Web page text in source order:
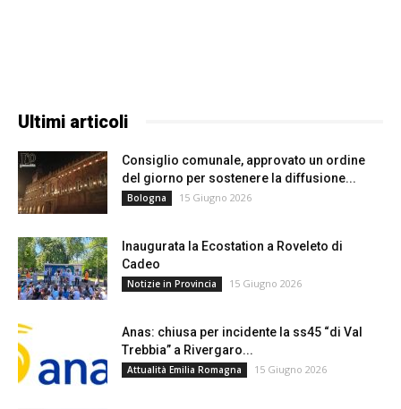
Ultimi articoli
Consiglio comunale, approvato un ordine
del giorno per sostenere la diffusione...
Bologna 15 Giugno 2026
Inaugurata la Ecostation a Roveleto di
Cadeo
Notizie in Provincia 15 Giugno 2026
Anas: chiusa per incidente la ss45 “di Val
Trebbia” a Rivergaro...
Attualità Emilia Romagna 15 Giugno 2026